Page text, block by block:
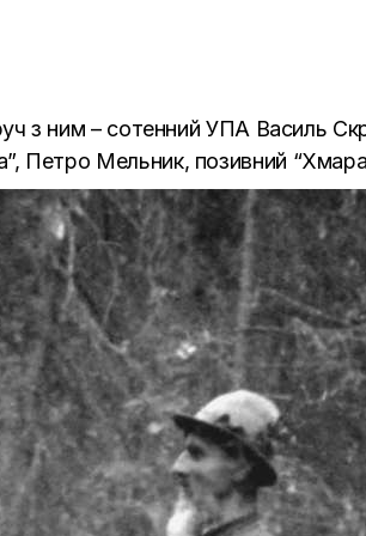
з ним – сотенний УПА Василь
Петро Мельник, позивний